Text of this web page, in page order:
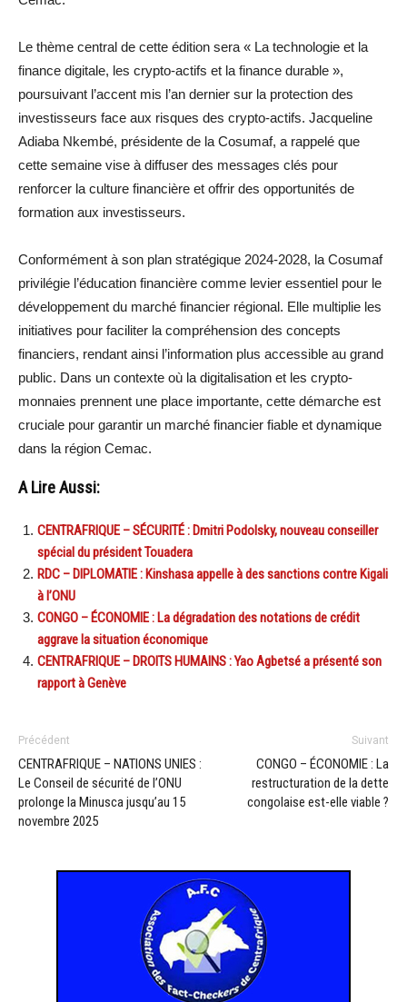
Le thème central de cette édition sera « La technologie et la
finance digitale, les crypto-actifs et la finance durable »,
poursuivant l’accent mis l’an dernier sur la protection des
investisseurs face aux risques des crypto-actifs. Jacqueline
Adiaba Nkembé, présidente de la Cosumaf, a rappelé que
cette semaine vise à diffuser des messages clés pour
renforcer la culture financière et offrir des opportunités de
formation aux investisseurs.
Conformément à son plan stratégique 2024-2028, la Cosumaf
privilégie l’éducation financière comme levier essentiel pour le
développement du marché financier régional. Elle multiplie les
initiatives pour faciliter la compréhension des concepts
financiers, rendant ainsi l’information plus accessible au grand
public. Dans un contexte où la digitalisation et les crypto-
monnaies prennent une place importante, cette démarche est
cruciale pour garantir un marché financier fiable et dynamique
dans la région Cemac.
A Lire Aussi:
CENTRAFRIQUE – SÉCURITÉ : Dmitri Podolsky, nouveau conseiller
spécial du président Touadera
RDC – DIPLOMATIE : Kinshasa appelle à des sanctions contre Kigali
à l’ONU
CONGO – ÉCONOMIE : La dégradation des notations de crédit
aggrave la situation économique
CENTRAFRIQUE – DROITS HUMAINS : Yao Agbetsé a présenté son
rapport à Genève
Précédent
CENTRAFRIQUE – NATIONS UNIES :
Le Conseil de sécurité de l’ONU
prolonge la Minusca jusqu’au 15
novembre 2025
Suivant
CONGO – ÉCONOMIE : La
restructuration de la dette
congolaise est-elle viable ?